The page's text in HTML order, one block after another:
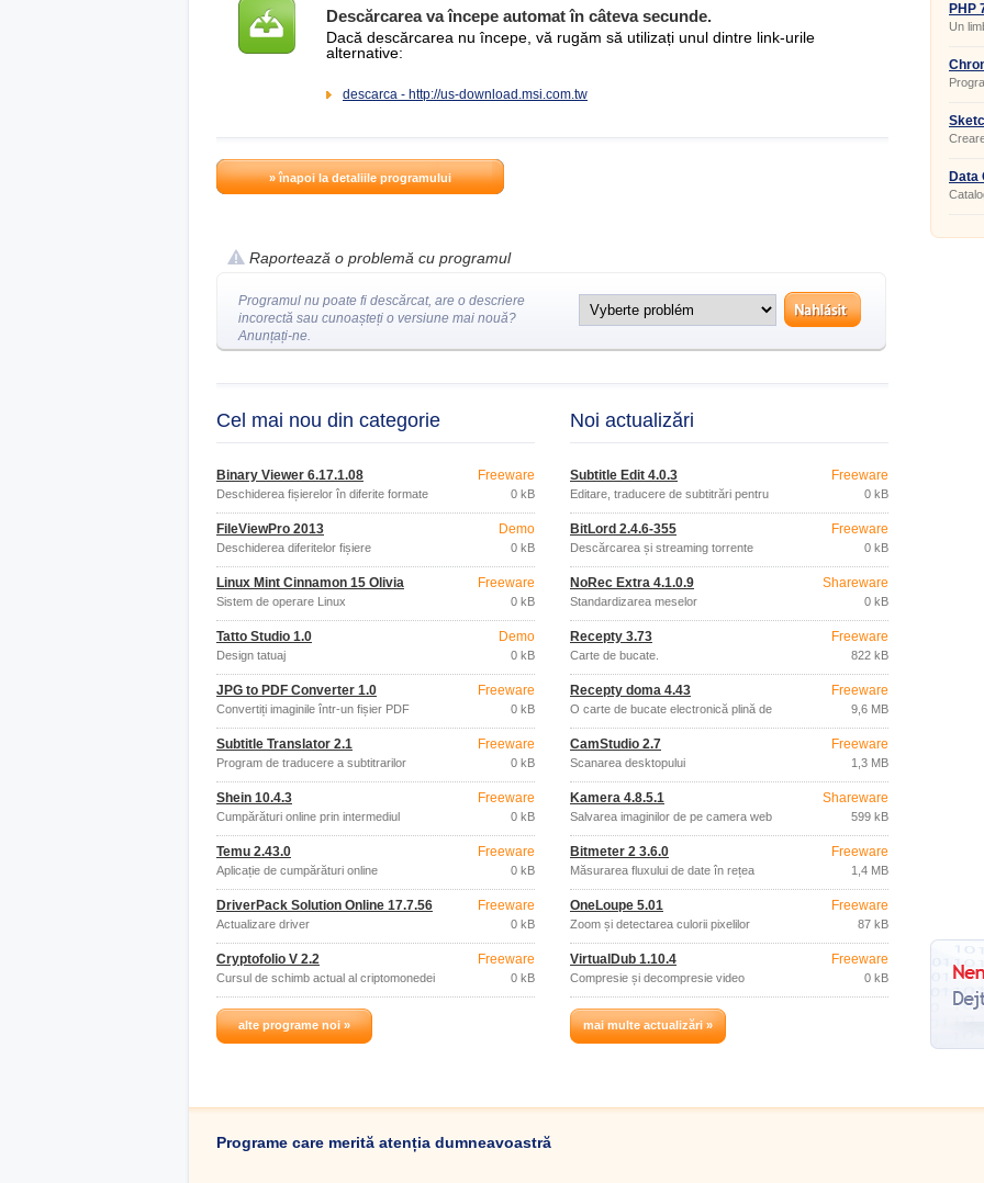
Descărcarea va începe automat în câteva secunde.
Dacă descărcarea nu începe, vă rugăm să utilizați unul dintre link-urile
alternative:
descarca - http://us-download.msi.com.tw
» înapoi la detaliile programului
Raportează o problemă cu programul
Programul nu poate fi descărcat, are o descriere
incorectă sau cunoașteți o versiune mai nouă?
Anunțați-ne.
Cel mai nou din categorie
Binary Viewer 6.17.1.08
Deschiderea fișierelor în diferite formate
Freeware
0 kB
FileViewPro 2013
Deschiderea diferitelor fișiere
Demo
0 kB
Linux Mint Cinnamon 15 Olivia
Sistem de operare Linux
Freeware
0 kB
Tatto Studio 1.0
Design tatuaj
Demo
0 kB
JPG to PDF Converter 1.0
Convertiți imaginile într-un fișier PDF
Freeware
0 kB
Subtitle Translator 2.1
Program de traducere a subtitrarilor
Freeware
0 kB
Shein 10.4.3
Cumpărături online prin intermediul
Freeware
0 kB
Temu 2.43.0
Aplicație de cumpărături online
Freeware
0 kB
DriverPack Solution Online 17.7.56
Actualizare driver
Freeware
0 kB
Cryptofolio V 2.2
Cursul de schimb actual al criptomonedei
Freeware
0 kB
alte programe noi »
Noi actualizări
Subtitle Edit 4.0.3
Editare, traducere de subtitrări pentru
Freeware
0 kB
BitLord 2.4.6-355
Descărcarea și streaming torrente
Freeware
0 kB
NoRec Extra 4.1.0.9
Standardizarea meselor
Shareware
0 kB
Recepty 3.73
Carte de bucate.
Freeware
822 kB
Recepty doma 4.43
O carte de bucate electronică plină de
Freeware
9,6 MB
CamStudio 2.7
Scanarea desktopului
Freeware
1,3 MB
Kamera 4.8.5.1
Salvarea imaginilor de pe camera web
Shareware
599 kB
Bitmeter 2 3.6.0
Măsurarea fluxului de date în rețea
Freeware
1,4 MB
OneLoupe 5.01
Zoom și detectarea culorii pixelilor
Freeware
87 kB
VirtualDub 1.10.4
Compresie și decompresie video
Freeware
0 kB
mai multe actualizări »
PHP
Un
Data
Programe care merită atenția dumneavoastră